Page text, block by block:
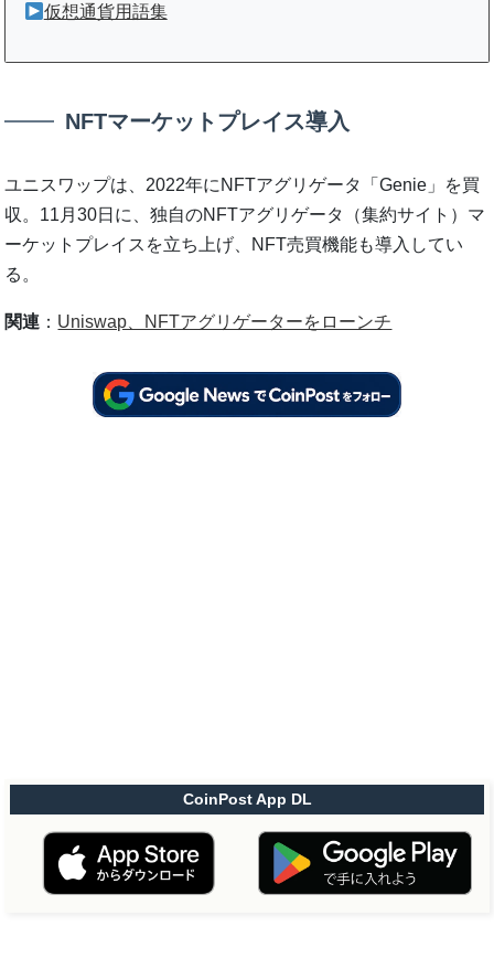
仮想通貨用語集
NFTマーケットプレイス導入
ユニスワップは、2022年にNFTアグリゲータ「Genie」を買
収。11月30日に、独自のNFTアグリゲータ（集約サイト）マ
ーケットプレイスを立ち上げ、NFT売買機能も導入してい
る。
関連 ： Uniswap、NFTアグリゲーターをローンチ
CoinPost App DL